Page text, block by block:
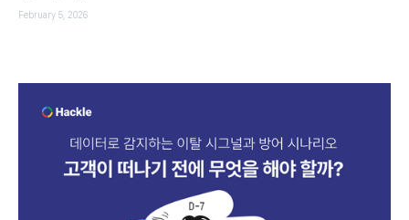
February 5, 2026